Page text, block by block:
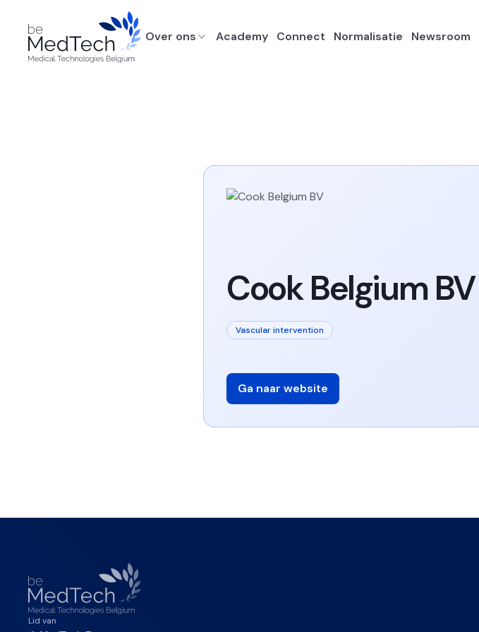
Over ons Academy Connect Normalisatie Newsroom
Cook Belgium BV
Vascular intervention
Ga naar website
Lid van